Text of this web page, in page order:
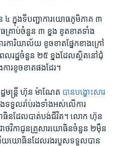
ក្នុង​ទី​បញ្ជាការ​យោធ​ភូមិ​ភាគ​ ៣
ធ​គ្រាប់​ចំនួន​ ៣ ​ខ្នង​ ​ខូតខាត​ទាំង​
ការិយាល័យ​ ខូច​ខាត​ផ្នែក​ខាង​ក្រៅ
ពលរដ្ឋ​ចំនួន​ ២៥ ​ខ្នង​ដែល​ស្ថិត​នៅ​ជុំ
ារ​ខូច​ខាត​ផង​ដែរ។​
មន្ត្រី ​ហ៊ុន ម៉ាណែត​ បាន​បង្ហោះ​សារ​
ង​ទទួល​រ៉ាប់​រង​ទាំង​អស់​លើ​ការ​
ដែល​បាត់​បង់​ជីវិត។​ លោក ​ហ៊ុន
ជា​ថវិកា​ជូន​គ្រួសារ​យោធិន​ចំនួន ​២​ម៉ឺន​
ើយ​យោធិន​ដែល​រង​របួស​ទទួល​បាន​